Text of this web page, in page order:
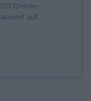
Online-
auf